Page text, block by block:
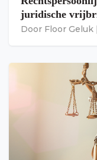
juridische
Door Floor Geluk |